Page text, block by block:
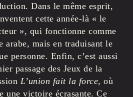
Dans le même esprit,
cette année-là « le
», qui fonctionne comme
arabe, mais en traduisant le
personne. Enfin, c’est aussi
passage des Jeux de la
L’union fait la force, où
une victoire écrasante. Ce